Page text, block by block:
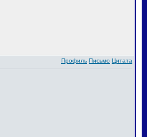
Профиль Письмо Цитата